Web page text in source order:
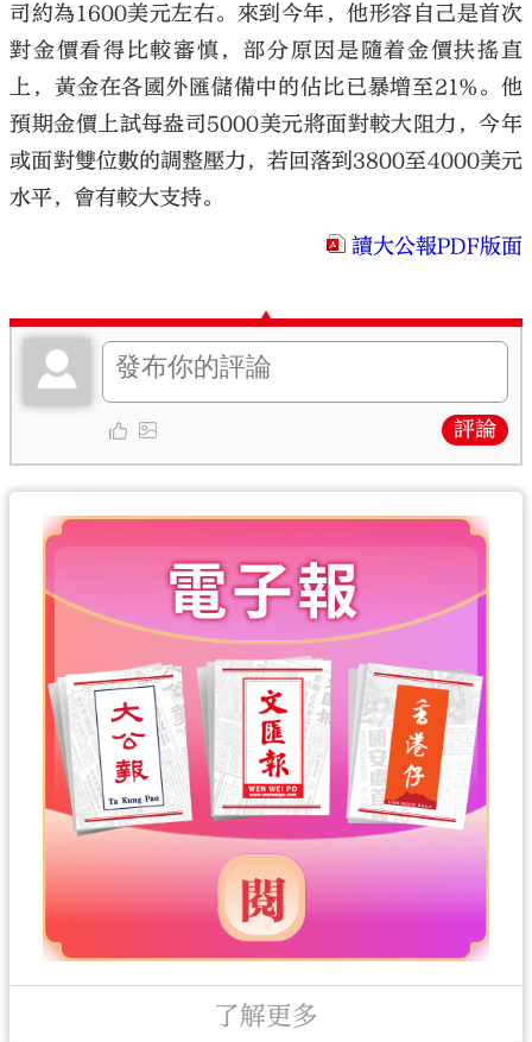
司約為1600美元左右。來到今年，他形容自己是首次
對金價看得比較審慎，部分原因是隨着金價扶搖直
上，黃金在各國外匯儲備中的佔比已暴增至21%。他
預期金價上試每盎司5000美元將面對較大阻力，今年
或面對雙位數的調整壓力，若回落到3800至4000美元
水平，會有較大支持。
讀大公報PDF版面
評論
了解更多